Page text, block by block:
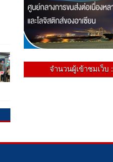
จำนวนผู้เข้าชมเว็บ :